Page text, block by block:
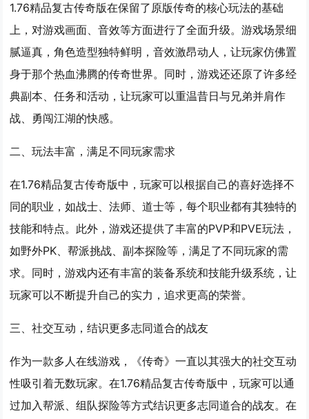
1.76精品复古传奇版在保留了原版传奇的核心玩法的基础
上，对游戏画面、音效等方面进行了全面升级。游戏场景细
腻逼真，角色造型独特鲜明，音效激昂动人，让玩家仿佛置
身于那个热血沸腾的传奇世界。同时，游戏还还原了许多经
典副本、任务和活动，让玩家可以重温昔日与兄弟并肩作
战、勇闯江湖的快感。
二、玩法丰富，满足不同玩家需求
在1.76精品复古传奇版中，玩家可以根据自己的喜好选择不
同的职业，如战士、法师、道士等，每个职业都有其独特的
技能和特点。此外，游戏还提供了丰富的PVP和PVE玩法，
如野外PK、帮派挑战、副本探险等，满足了不同玩家的需
求。同时，游戏内还有丰富的装备系统和技能升级系统，让
玩家可以不断提升自己的实力，追求更高的荣誉。
三、社交互动，结识更多志同道合的战友
作为一款多人在线游戏，《传奇》一直以其强大的社交互动
性吸引着无数玩家。在1.76精品复古传奇版中，玩家可以通
过加入帮派、组队探险等方式结识更多志同道合的战友。在